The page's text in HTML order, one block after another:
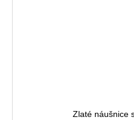
Zlaté náušnice